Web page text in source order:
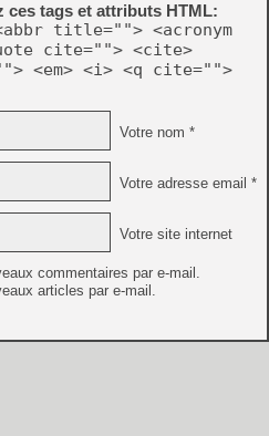
ces tags et attributs HTML:
title=""> <acronym
cite=""> <cite>
<em> <i> <q cite="">
Votre nom *
Votre adresse email *
Votre site internet
commentaires par e-mail.
articles par e-mail.